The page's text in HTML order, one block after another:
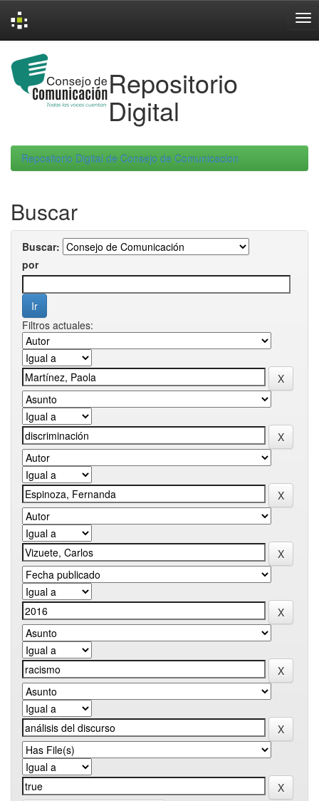
navigation
Repositorio
Digital
Repositorio Digital de Consejo de Comunicacion
Buscar
Buscar:
por
Filtros actuales: